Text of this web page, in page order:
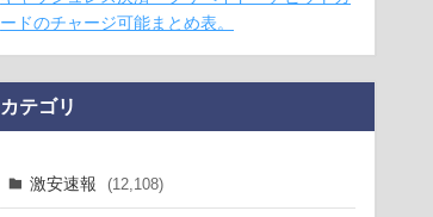
ードのチャージ可能まとめ表。
カテゴリ
激安速報 (12,108)